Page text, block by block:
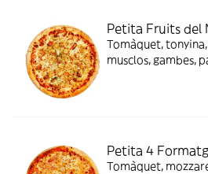
Petita Fruits del
Tomàquet,
musclos, gambes,
Petita 4
Tomàquet,